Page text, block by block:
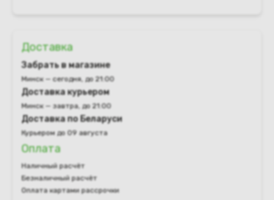
Доставка
Забрать в магазине
Минск — сегодня, до 21:00
Доставка курьером
Минск — завтра, до 21:00
Доставка по Беларуси
Курьером до 09 августа
Оплата
Наличный расчёт
Безналичный расчёт
Оплата картами рассрочки